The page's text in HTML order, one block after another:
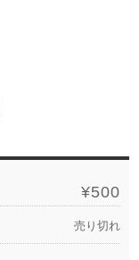
¥500
売り切れ